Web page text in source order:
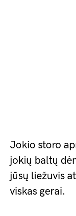
Jokio storo
jokių baltų
jūsų liežuvis
viskas gerai.